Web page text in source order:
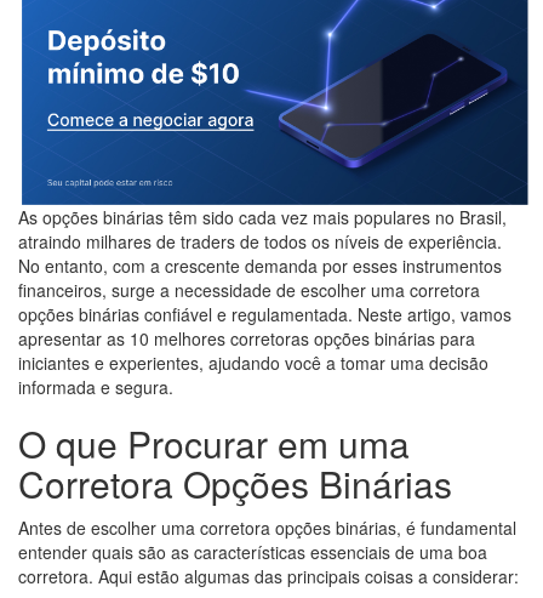
As opções binárias têm sido cada vez mais populares no Brasil,
atraindo milhares de traders de todos os níveis de experiência.
No entanto, com a crescente demanda por esses instrumentos
financeiros, surge a necessidade de escolher uma corretora
opções binárias confiável e regulamentada. Neste artigo, vamos
apresentar as 10 melhores corretoras opções binárias para
iniciantes e experientes, ajudando você a tomar uma decisão
informada e segura.
O que Procurar em uma
Corretora Opções Binárias
Antes de escolher uma corretora opções binárias, é fundamental
entender quais são as características essenciais de uma boa
corretora. Aqui estão algumas das principais coisas a considerar: